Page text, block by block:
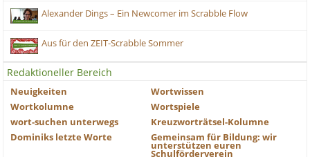
Alexander Dings – Ein Newcomer im Scrabble Flow
Aus für den ZEIT-Scrabble Sommer
Redaktioneller Bereich
Neuigkeiten
Wortwissen
Wortkolumne
Wortspiele
wort-suchen unterwegs
Kreuzworträtsel-Kolumne
Dominiks letzte Worte
Gemeinsam für Bildung: wir
unterstützen euren
Schulförderverein